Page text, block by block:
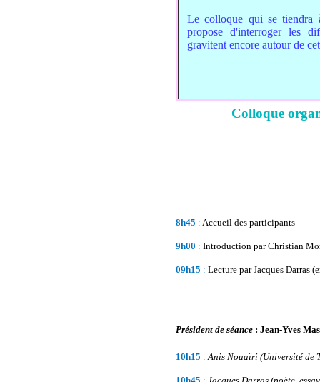
Le colloque qui se
propose d'interroger les
gravitent encore autour de
Colloque
8h45 : Accueil des participants
9h00 : Introduction par Christian
09h15 : Lecture par Jacques Darras
Président de séance : Jean-Yves
10h15 :Anis Nouaïri (Université de